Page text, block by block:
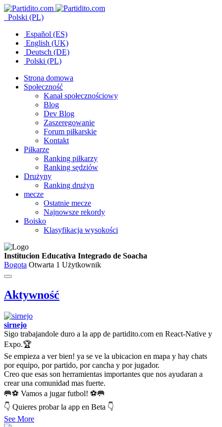
Polski (PL)
Español (ES)
English (UK)
Deutsch (DE)
Polski (PL)
Strona domowa
Społeczność
Kanał społecznościowy
Blog
Dev Blog
Zaszeregowanie
Forum piłkarskie
Kontakt
Piłkarze
Ranking piłkarzy
Ranking sędziów
Drużyny
Ranking drużyn
mecze
Ostatnie mecze
Najnowsze rekordy
Boisko
Klasyfikacja wysokości
Institucion Educativa Integrado de Soacha
Bogota Otwarta 1 Użytkownik
Aktywność
sirnejo
Sigo trabajandole duro a la app de partidito.com en React-Native y
Expo.🏆
Se empieza a ver bien! ya se ve la ubicacion en mapa y hay chats
por equipo, por partido, por cancha y por jugador.
Creo que esas son herramientas importantes que nos ayudaran a
crear una comunidad mas fuerte.
🥅⚽ Vamos a jugar futbol! ⚽🥅
👇 Quieres probar la app en Beta 👇
See More